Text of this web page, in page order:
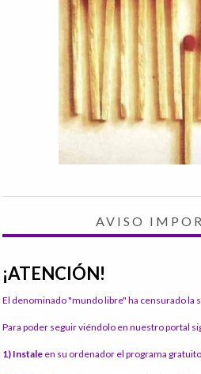
AVISO
¡ATENCIÓN!
El denominado "mundo libre" ha censurado la
Para poder seguir viéndolo en nuestro portal
1) Instale en su ordenador el programa